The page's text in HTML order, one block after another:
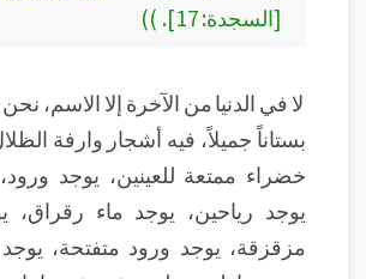
[السجدة: 17]. ))
لا في الدنيا من الآخرة إلا الاسم،
بستاناً جميلاً، فيه أشجار وارفة
خضراء ممتعة للعينين، يوجد
يوجد رياحين، يوجد ماء رقراق،
مزقزقة، يوجد ورود متفتحة،